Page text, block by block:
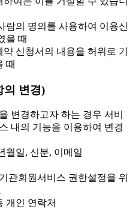
람의 명의를 사용하여 이용신
을 때
약 신청서의 내용을 허위로 기
때
의 변경)
변경하고자 하는 경우 서비
내의 기능을 이용하여 변경
월일, 신분, 이메일
관회원서비스 권한설정을 위
개인 연락처